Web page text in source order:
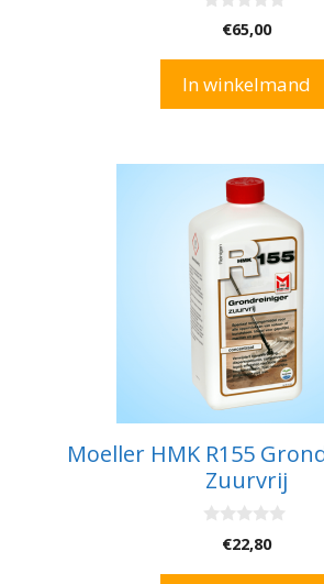
5
€65,00
In winkelmand
Moeller HMK R155
Zuurvrij
€22,80